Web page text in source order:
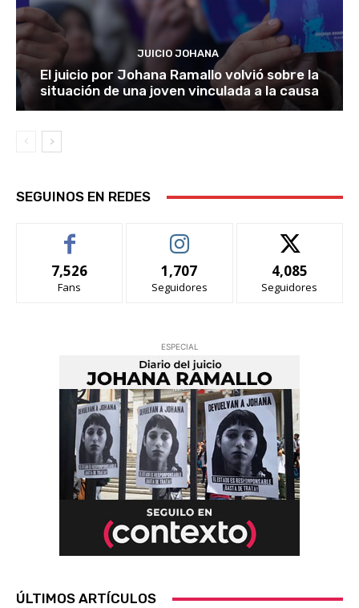
JUICIO JOHANA
El juicio por Johana Ramallo volvió sobre la
situación de una joven vinculada a la causa
SEGUINOS EN REDES
7,526
Fans
1,707
Seguidores
4,085
Seguidores
ESPECIAL
ÚLTIMOS ARTÍCULOS